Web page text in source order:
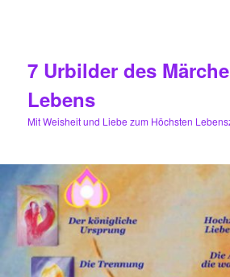
7 Urbilder des
Lebens
Mit Weisheit und Liebe zum Höchsten